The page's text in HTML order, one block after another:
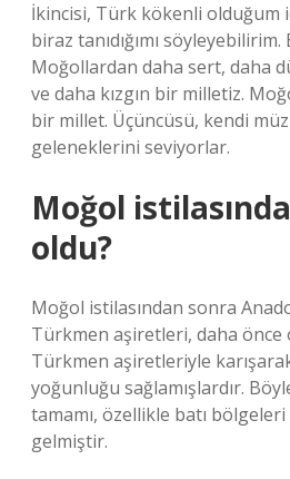
İkincisi, Türk kökenli olduğum
biraz tanıdığımı
Moğollardan daha sert, daha
ve daha kızgın bir milletiz.
bir millet. Üçüncüsü, kendi
geleneklerini seviyorlar.
Moğol
oldu?
Moğol istilasından sonra
Türkmen aşiretleri, daha önce
Türkmen aşiretleriyle
yoğunluğu sağlamışlardır.
tamamı, özellikle batı
gelmiştir.